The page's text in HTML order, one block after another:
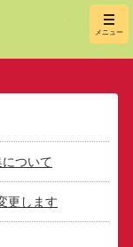
埼玉県
メニュー
ついて
更します